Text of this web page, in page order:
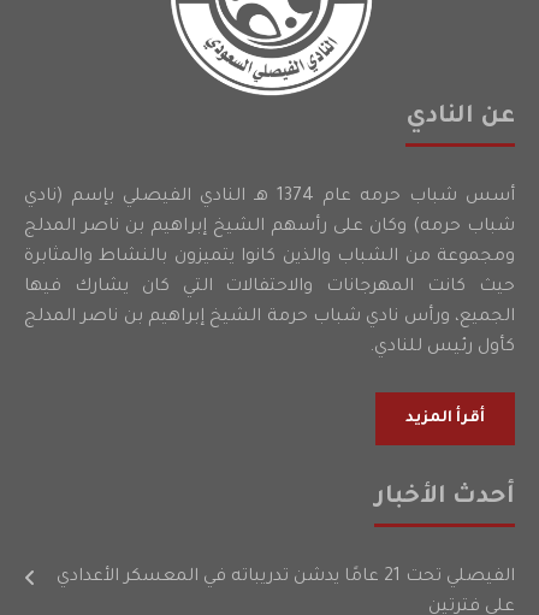
عن النادي
أسس شباب حرمه عام 1374 هـ النادي الفيصلي بإسم (نادي
شباب حرمه) وكان على رأسهم الشيخ إبراهيم بن ناصر المدلج
ومجموعة من الشباب والذين كانوا يتميزون بالنشاط والمثابرة
حيث كانت المهرجانات والاحتفالات التي كان يشارك فيها
الجميع، ورأس نادي شباب حرمة الشيخ إبراهيم بن ناصر المدلج
كأول رئيس للنادي.
أقرأ المزيد
أحدث الأخبار
الفيصلي تحت 21 عامًا يدشن تدريباته في المعسكر الأعدادي
على فترتين